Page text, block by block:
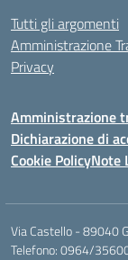
Tutti gli argomenti
Amministrazione
Privacy
Amministrazione
Dichiarazione di
Cookie PolicyNote
Via Castello - 89040
Telefono: 0964/